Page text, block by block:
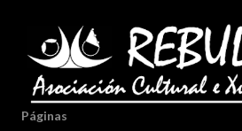
Ir al contenido
Páginas